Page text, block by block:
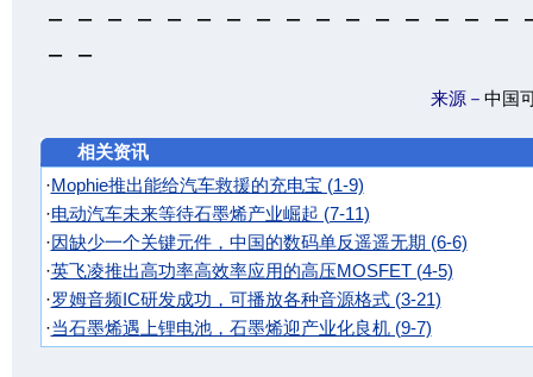
－－－－－－－－－－－－－－－－
－－
来源－ 中国
相关资讯
·Mophie推出能给汽车救援的充电宝 (1-9)
·电动汽车未来等待石墨烯产业崛起 (7-11)
·因缺少一个关键元件，中国的数码单反遥遥无期 (6-6)
·英飞凌推出高功率高效率应用的高压MOSFET (4-5)
·罗姆音频IC研发成功，可播放各种音源格式 (3-21)
·当石墨烯遇上锂电池，石墨烯迎产业化良机 (9-7)